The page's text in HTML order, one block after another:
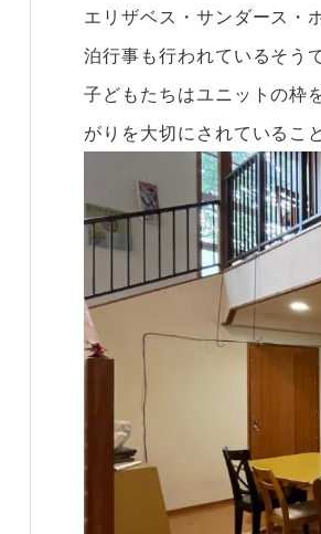
エリザベス・サンダース・
泊行事も行われているそうで
子どもたちはユニットの枠
がりを大切にされているこ